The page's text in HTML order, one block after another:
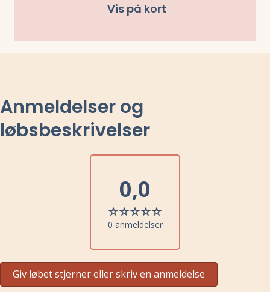
Vis på kort
Anmeldelser og
løbsbeskrivelser
0,0
0 anmeldelser
Giv løbet stjerner eller skriv en anmeldelse